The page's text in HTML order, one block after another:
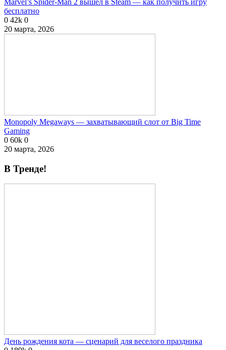
бесплатно
0 42k 0
20 марта, 2026
Monopoly Megaways — захватывающий слот от Big Time
Gaming
0 60k 0
20 марта, 2026
В Тренде!
День рождения кота — сценарий для веселого праздника